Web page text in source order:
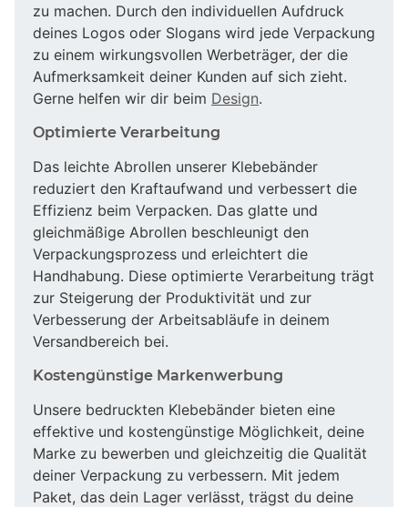
zu machen. Durch den individuellen Aufdruck
deines Logos oder Slogans wird jede Verpackung
zu einem wirkungsvollen Werbeträger, der die
Aufmerksamkeit deiner Kunden auf sich zieht.
Gerne helfen wir dir beim Design.
Optimierte Verarbeitung
Das leichte Abrollen unserer Klebebänder
reduziert den Kraftaufwand und verbessert die
Effizienz beim Verpacken. Das glatte und
gleichmäßige Abrollen beschleunigt den
Verpackungsprozess und erleichtert die
Handhabung. Diese optimierte Verarbeitung trägt
zur Steigerung der Produktivität und zur
Verbesserung der Arbeitsabläufe in deinem
Versandbereich bei.
Kostengünstige Markenwerbung
Unsere bedruckten Klebebänder bieten eine
effektive und kostengünstige Möglichkeit, deine
Marke zu bewerben und gleichzeitig die Qualität
deiner Verpackung zu verbessern. Mit jedem
Paket, das dein Lager verlässt, trägst du deine